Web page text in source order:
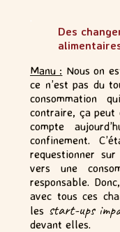
Des
Manu : Nous on
ce n’est pas du
consommation
contraire, ça peut
compte
confinement.
requestionner
vers une
responsable.
avec tous ces
les start-ups
devant elles.